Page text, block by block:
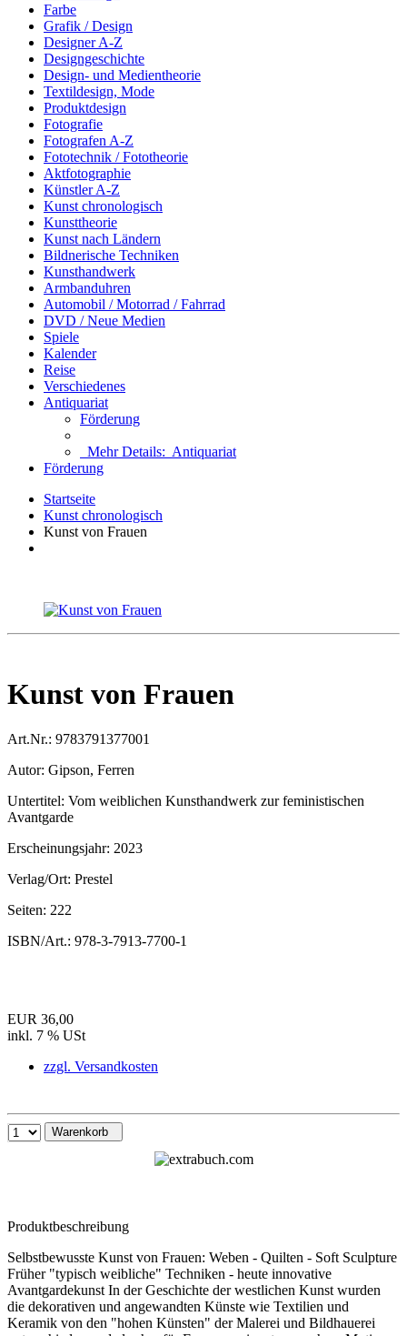
Farbe
Grafik / Design
Designer A-Z
Designgeschichte
Design- und Medientheorie
Textildesign, Mode
Produktdesign
Fotografie
Fotografen A-Z
Fototechnik / Fototheorie
Aktfotographie
Künstler A-Z
Kunst chronologisch
Kunsttheorie
Kunst nach Ländern
Bildnerische Techniken
Kunsthandwerk
Armbanduhren
Automobil / Motorrad / Fahrrad
DVD / Neue Medien
Spiele
Kalender
Reise
Verschiedenes
Antiquariat
Förderung
Mehr Details: Antiquariat
Förderung
Startseite
Kunst chronologisch
Kunst von Frauen
Kunst von Frauen
Art.Nr.: 9783791377001
Autor: Gipson, Ferren
Untertitel: Vom weiblichen Kunsthandwerk zur feministischen
Avantgarde
Erscheinungsjahr: 2023
Verlag/Ort: Prestel
Seiten: 222
ISBN/Art.: 978-3-7913-7700-1
EUR 36,00
inkl. 7 % USt
zzgl. Versandkosten
Warenkorb
Produktbeschreibung
Selbstbewusste Kunst von Frauen: Weben - Quilten - Soft Sculpture
Früher "typisch weibliche" Techniken - heute innovative
Avantgardekunst In der Geschichte der westlichen Kunst wurden
die dekorativen und angewandten Künste wie Textilien und
Keramik von den "hohen Künsten" der Malerei und Bildhauerei